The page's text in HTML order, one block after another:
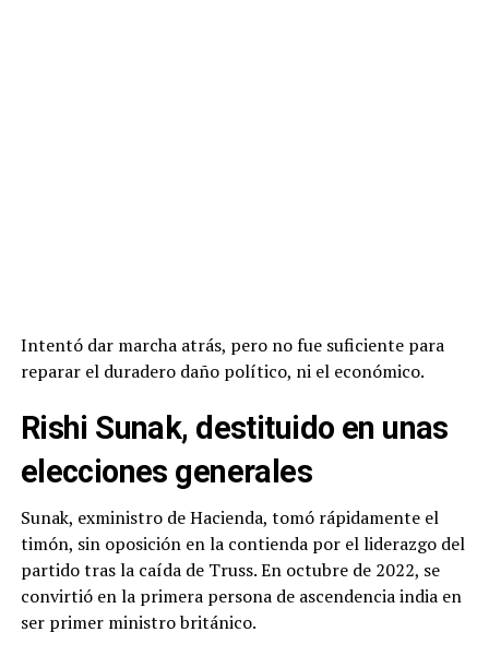
Intentó dar marcha atrás, pero no fue suficiente para
reparar el duradero daño político, ni el económico.
Rishi Sunak, destituido en unas
elecciones generales
Sunak, exministro de Hacienda, tomó rápidamente el
timón, sin oposición en la contienda por el liderazgo del
partido tras la caída de Truss. En octubre de 2022, se
convirtió en la primera persona de ascendencia india en
ser primer ministro británico.